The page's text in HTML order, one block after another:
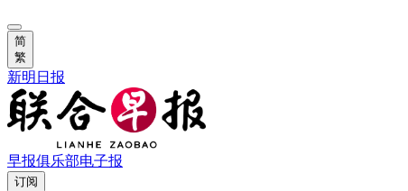
简
繁
新明日报
早报俱乐部电子报
订阅